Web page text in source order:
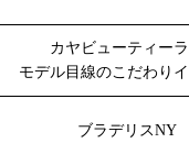
カヤビューティー
モデル目線のこだわり
ブラデリスNY